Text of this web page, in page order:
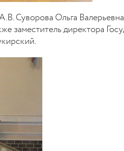
Суворова Ольга
заместитель директора